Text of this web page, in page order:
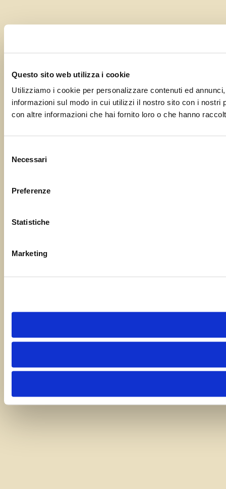
Questo sito web utilizza i cookie
Utilizziamo i cookie per personalizzare contenuti ed
informazioni sul modo in cui utilizzi il nostro sito con i nostri
con altre informazioni che hai fornito loro o che hanno
delNecessari
Preferenze
Statistiche
Marketing